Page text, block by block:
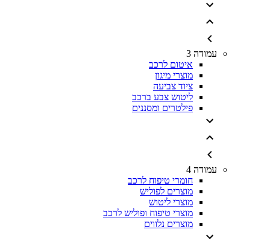
עמודה 3
איטום לרכב
מוצרי מיגון
ציוד צביעה
ליטוש צבע ברכב
פילטרים ומסננים
עמודה 4
חומרי טיפוח לרכב
מוצרים לפוליש
מוצרי ליטוש
מוצרי טיפוח ופוליש לרכב
מוצרים נלווים